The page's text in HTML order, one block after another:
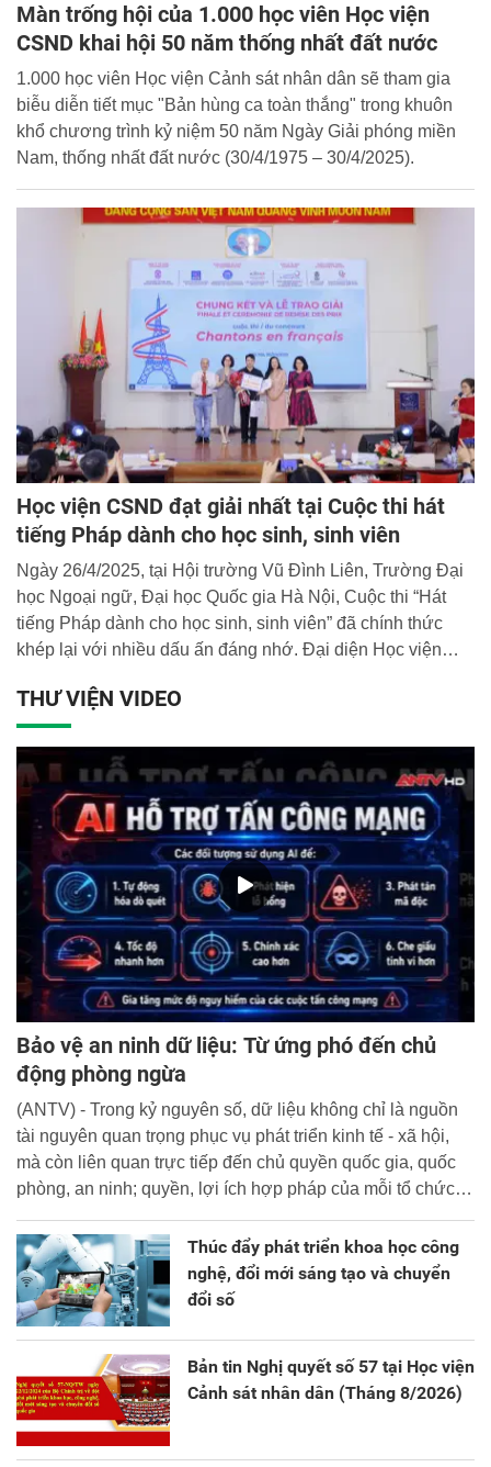
Màn trống hội của 1.000 học viên Học viện
CSND khai hội 50 năm thống nhất đất nước
1.000 học viên Học viện Cảnh sát nhân dân sẽ tham gia
biễu diễn tiết mục "Bản hùng ca toàn thắng" trong khuôn
khổ chương trình kỷ niệm 50 năm Ngày Giải phóng miền
Nam, thống nhất đất nước (30/4/1975 – 30/4/2025).
Học viện CSND đạt giải nhất tại Cuộc thi hát
tiếng Pháp dành cho học sinh, sinh viên
Ngày 26/4/2025, tại Hội trường Vũ Đình Liên, Trường Đại
học Ngoại ngữ, Đại học Quốc gia Hà Nội, Cuộc thi “Hát
tiếng Pháp dành cho học sinh, sinh viên” đã chính thức
khép lại với nhiều dấu ấn đáng nhớ. Đại diện Học viện
qua 34 thí sinh đến từ nhiều học viện, trường đại học trên
cả nước và xuất sắc giành giải Nhất chung cuộc.
THƯ VIỆN VIDEO
Bảo vệ an ninh dữ liệu: Từ ứng phó đến chủ
động phòng ngừa
(ANTV) - Trong kỷ nguyên số, dữ liệu không chỉ là nguồn
tài nguyên quan trọng phục vụ phát triển kinh tế - xã hội,
mà còn liên quan trực tiếp đến chủ quyền quốc gia, quốc
phòng, an ninh; quyền, lợi ích hợp pháp của mỗi tổ chức,
Thúc đẩy phát triển khoa học công
nghệ, đổi mới sáng tạo và chuyển
đổi số
Bản tin Nghị quyết số 57 tại Học viện
Cảnh sát nhân dân (Tháng 8/2026)